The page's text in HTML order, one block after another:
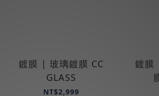
鍍膜 | 玻璃鍍膜 CC
GLASS
NT$2,999
鍍膜